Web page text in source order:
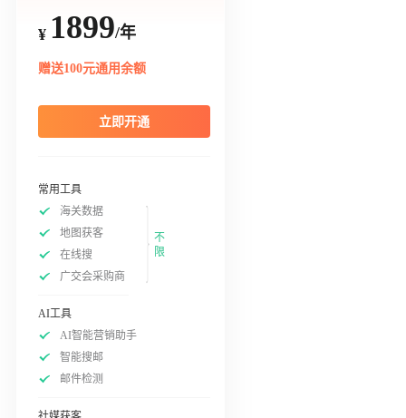
¥ 1899/年
赠送100元通用余额
立即开通
常用工具
海关数据
地图获客
在线搜
广交会采购商
不
限
AI工具
AI智能营销助手
智能搜邮
邮件检测